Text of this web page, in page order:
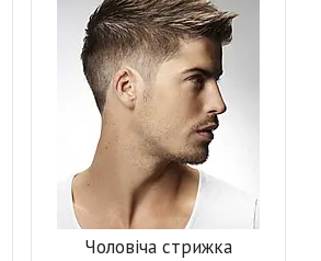
Чоловіча стрижка